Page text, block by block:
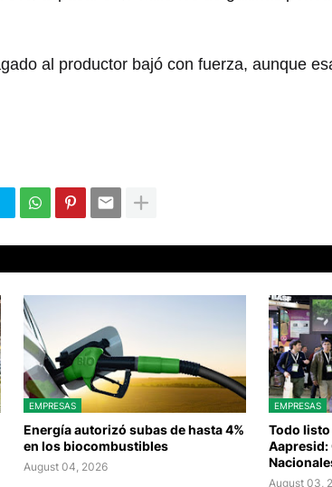
al productor bajó con fuerza, aunque
EMPRESAS
Energía autorizó subas de hasta 4%
en los biocombustibles
August 04, 2026
EMPRESAS
Todo listo
Aapresid:
August 03,